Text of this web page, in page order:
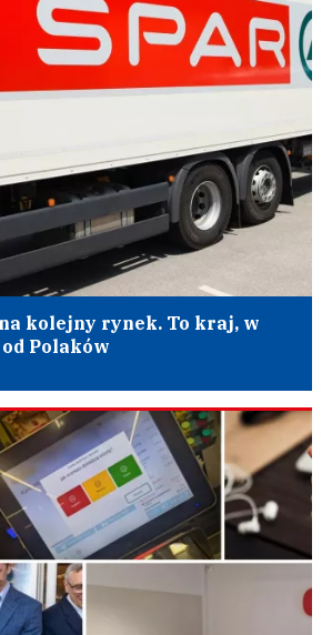
na kolejny rynek. To kraj, w
Polaków